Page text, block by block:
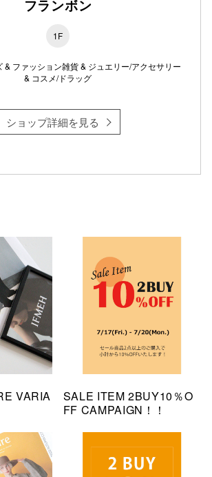
フランボン
1F
& ファッション雑貨 & ジュエリー/アクセサリー
& コスメ/ドラッグ
ショップ詳細を見る
VARIA
SALE ITEM 2BUY10％O
FF CAMPAIGN！！